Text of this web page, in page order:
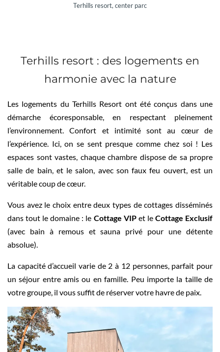
Terhills resort, center parc
Terhills resort : des logements en
harmonie avec la nature
Les logements du Terhills Resort ont été conçus dans une
démarche écoresponsable, en respectant pleinement
l’environnement. Confort et intimité sont au cœur de
l’expérience. Ici, on se sent presque comme chez soi ! Les
espaces sont vastes, chaque chambre dispose de sa propre
salle de bain, et le salon, avec son faux feu ouvert, est un
véritable coup de cœur.
Vous avez le choix entre deux types de cottages disséminés
dans tout le domaine : le Cottage VIPet le Cottage Exclusif
(avec bain à remous et sauna privé pour une détente
absolue).
La capacité d’accueil varie de 2 à 12 personnes, parfait pour
un séjour entre amis ou en famille. Peu importe la taille de
votre groupe, il vous suffit de réserver votre havre de paix.